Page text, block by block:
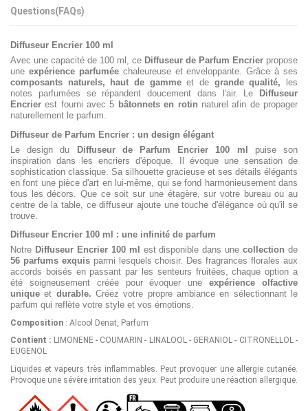
Questions(FAQs)
Diffuseur Encrier 100 ml
Avec une capacité de 100 ml, ce Diffuseur de Parfum Encrier propose
une expérience parfuméechaleureuse et enveloppante. Grâce à ses
composants naturels, haut de gammeet de grande qualité, les
notes parfumées se répandent doucement dans l'air. Le
Diffuseur
Encrier est fourni avec 5 bâtonnets en rotin naturel afin de propager
naturellement le parfum.
Diffuseur de Parfum Encrier : un design élégant
Le design du Diffuseur de Parfum Encrier 100 ml puise son
inspiration dans les encriers d'époque. Il évoque une sensation de
sophistication classique. Sa silhouette gracieuse et ses détails élégants
en font une pièce d'art en lui-même, qui se fond harmonieusement dans
tous les décors. Que ce soit sur une étagère, sur votre bureau ou au
centre de la table, ce diffuseur ajoute une touche d'élégance où qu'il se
trouve.
Diffuseur Encrier 100 ml : une infinité de parfum
Notre Diffuseur Encrier 100 ml est disponible dans unecollection de
56 parfums exquisparmi lesquels choisir. Des fragrances florales aux
accords boisés en passant par les senteurs fruitées, chaque option a
été soigneusement créée pour évoquer uneexpérience olfactive
unique et durable. Créez votre propre ambiance en sélectionnant le
parfum qui reflète votre style et vos émotions.
Composition : Alcool Denat, Parfum
Contient : LIMONENE - COUMARIN - LINALOOL - GERANIOL - CITRONELLOL -
EUGENOL
Liquides et vapeurs très inflammables. Peut provoquer une allergie cutanée.
Provoque une sévère irritation des yeux. Peut produire une réaction allergique.